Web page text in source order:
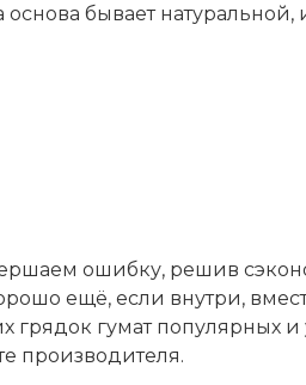
основа бывает
ошибку, решив
ещё, если внутри,
грядок гумат популярных
производителя.